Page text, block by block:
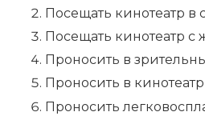
Посещать кинотеатр в
Посещать кинотеатр с
Проносить в
Проносить в
Проносить